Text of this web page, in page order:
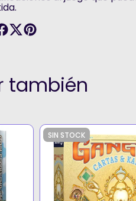
también
SIN STOCK